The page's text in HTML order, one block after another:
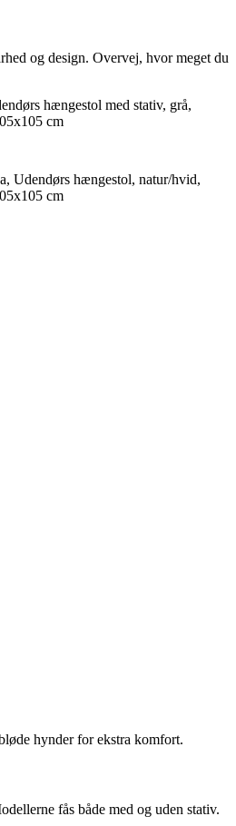
og design. Overvej, hvor meget du
hængestol med stativ, grå,
cm
Udendørs hængestol, natur/hvid,
cm
hynder for ekstra komfort.
fås både med og uden stativ.